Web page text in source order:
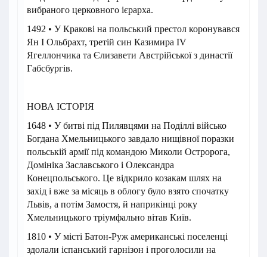
вибраного церковного ієрарха.
1492 • У Кракові на польський престол коронувався
Ян I Ольбрахт, третій син Казимира IV
Ягеллончика та Єлизавети Австрійської з династії
Габсбургів.
НОВА ІСТОРІЯ
1648 • У битві під Пилявцями на Поділлі військо
Богдана Хмельницького завдало нищівної поразки
польській армії під командою Миколи Остророга,
Домініка Заславського і Олександра
Конецпольського. Це відкрило козакам шлях на
захід і вже за місяць в облогу було взято спочатку
Львів, а потім Замостя, й наприкінці року
Хмельницького тріумфально вітав Київ.
1810 • У місті Батон-Руж американські поселенці
здолали іспанський гарнізон і проголосили на